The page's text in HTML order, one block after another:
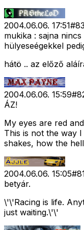
2004.06.06. 17:51#83
mukika : sajna
hülyeseégekkel
hátö .. az előző
2004.06.06. 15:59#
ÁZ!
My eyes are red
This is not the way
shakes, how the
2004.06.06. 15:05#
betyár.
\'\'Racing is life.
just waiting.\'\'